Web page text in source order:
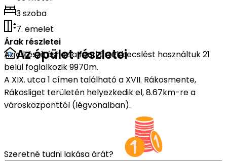
3 szoba
7. emelet
Árak részletei
Az elkészítéshez a fenti értékbecslést használtuk 21
belül foglalkozik 9970m.
Az épület részletei
A XIX. utca 1 címen található a XVII. Rákosmente,
Rákosliget területén helyezkedik el, 8.67km-re a
városközponttól (légvonalban).
Szeretné tudni lakása árát?